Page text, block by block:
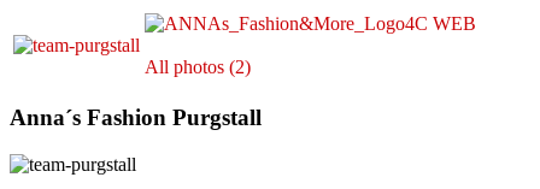
All photos (2)
Anna´s Fashion Purgstall